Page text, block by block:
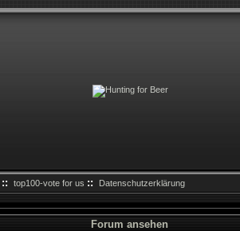
:: top100-vote for us :: Datenschutzerklärung
Forum ansehen